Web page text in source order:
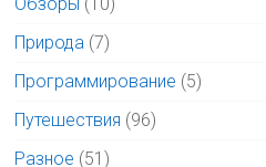
Природа (7)
Программирование (5)
Путешествия (96)
Разное (51)